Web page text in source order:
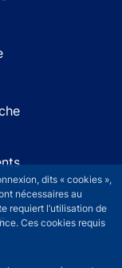
dits « cookies »,
nécessaires au
requiert l’utilisation de
Ces cookies requis